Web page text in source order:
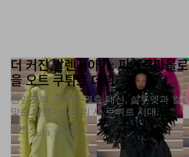
패션
을 오트 쿠튀르 데뷔
전임자의 극적인 연출 대신, 실루엣과 컬
맞춘 발렌시아가의 새 쿠튀르 시대.
Jul 9, 2026